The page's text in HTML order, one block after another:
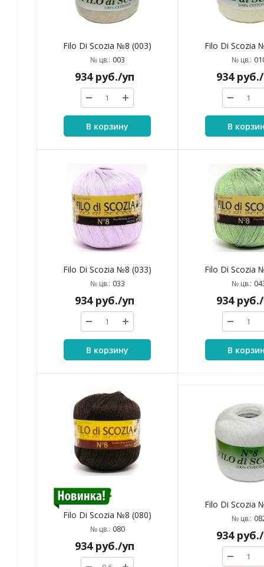
Filo Di Scozia №8 (003)
№ цв.: 003
934руб./уп
В корзину
Filo Di Scozia
№ цв.:
934руб.
В
Filo Di Scozia №8 (033)
№ цв.: 033
934руб./уп
В корзину
Filo Di Scozia
№ цв.:
934руб.
В
Filo Di Scozia №8 (080)
№ цв.: 080
934руб./уп
Filo Di Scozia
№ цв.:
934руб.